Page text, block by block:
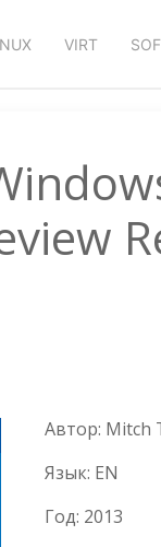
VIRT
Автор: Mitch
Язык: EN
Год: 2013